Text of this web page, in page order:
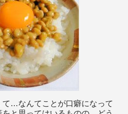
…なんてことが口癖になって